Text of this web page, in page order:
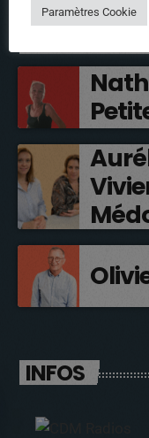
INFOS
Paramètres Cookie